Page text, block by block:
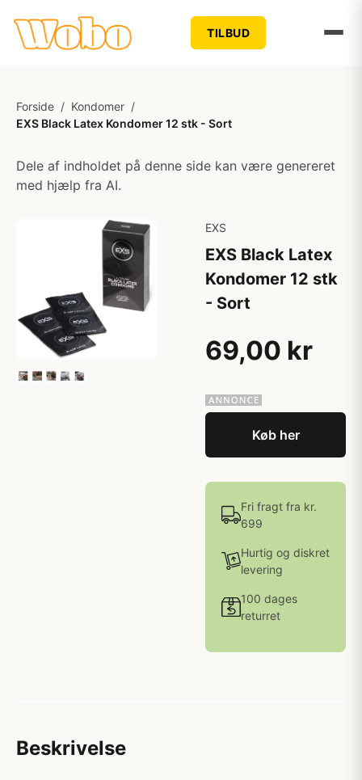
TILBUD
Forside / Kondomer /
EXS Black Latex Kondomer 12 stk - Sort
Dele af indholdet på denne side kan være genereret
med hjælp fra AI.
EXS
EXS Black Latex
Kondomer 12 stk
- Sort
69,00 kr
Køb her
Fri fragt fra kr.
699
Hurtig og diskret
levering
100 dages
returret
Beskrivelse